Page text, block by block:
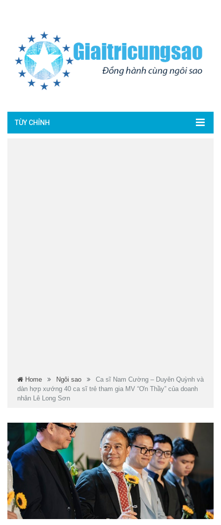
TÙY CHỈNH
Home Ngôi sao
Ca sĩ Nam Cường – Duyên Quỳnh và
dàn hợp xướng 40 ca sĩ trẻ tham gia MV “Ơn Thầy” của doanh
nhân Lê Long Sơn